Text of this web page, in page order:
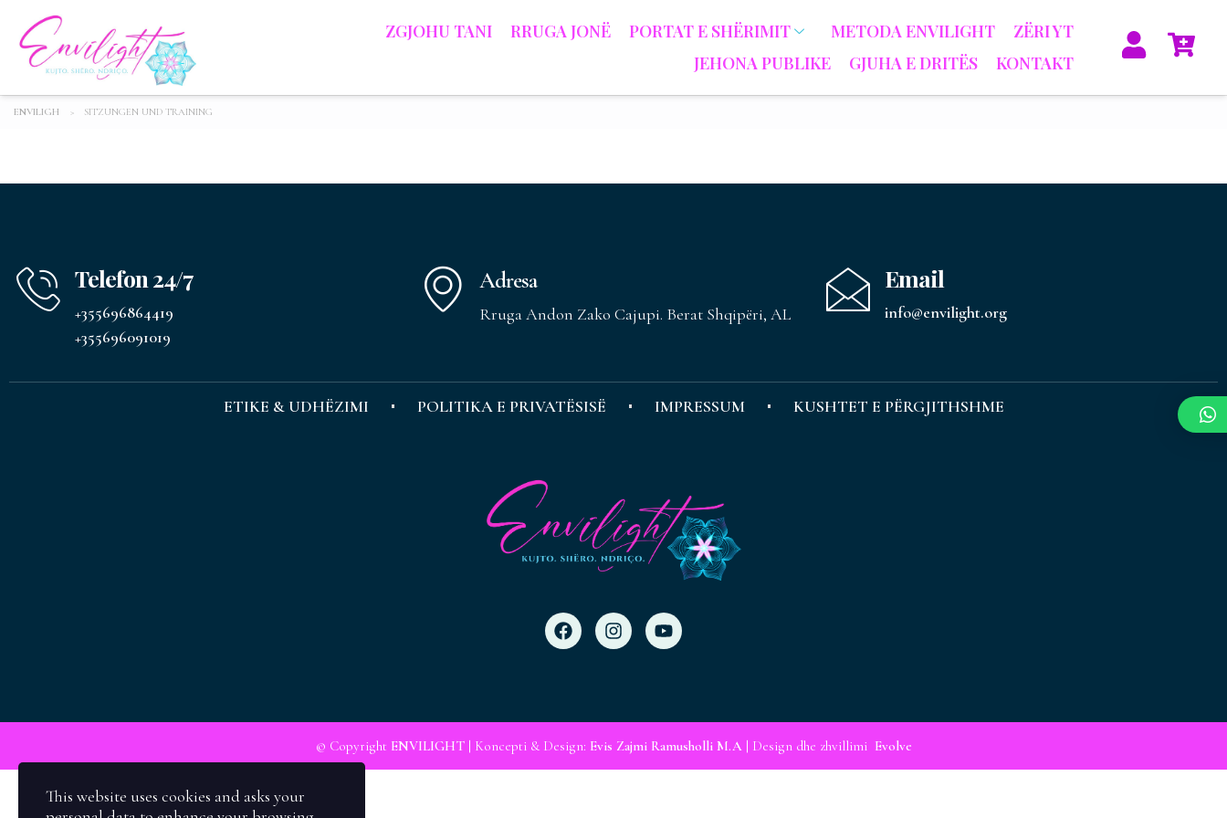
ZGJOHU TANI RRUGA JONË PORTAT E SHËRIMIT METODA ENVILIGHT
ZËRI YT
JEHONA PUBLIKE
GJUHA E DRITËS KONTAKT
ENVILIGH > SITZUNGEN UND TRAINING
Telefon 24/7
+355696864419
+355696091019
Adresa
Rruga Andon Zako Cajupi. Berat Shqipëri, AL
Email
info@envilight.org
ETIKE & UDHËZIMI POLITIKA E PRIVATËSISË IMPRESSUM KUSHTET E PËRGJITHSHME
© Copyright ENVILIGHT| Koncepti & Design: Evis Zajmi Ramusholli M.A| Design dhe zhvillimi Evolve
This website uses cookies and asks your